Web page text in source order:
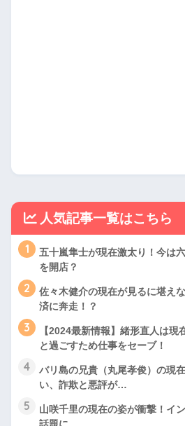
人気記事一覧はこちら
1
五十嵐隼士が現在激太り！今は
を開店？
2
佐々木健介の現在が見るに堪え
済に奔走！？
3
【2024最新情報】緒形直人は
と過ごすため仕事をセーブ！
4
バリ島の兄貴（丸尾孝俊）の現
い、詐欺と悪評が…
5
山咲千里の現在の姿が衝撃！イ